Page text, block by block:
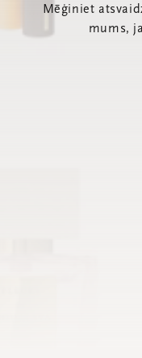
Mēģiniet
mums,